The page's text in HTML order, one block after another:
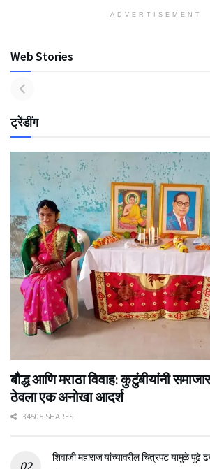
ADVERTISEMENT
Web Stories
ट्रेंडींग
बौद्ध आणि मराठा विवाह: कुटुंबीयांनी
ठेवला एक अनोखा आदर्श
34505 SHARES
शिवाजी महाराज यांच्यावरील चित्रपट यामुळे